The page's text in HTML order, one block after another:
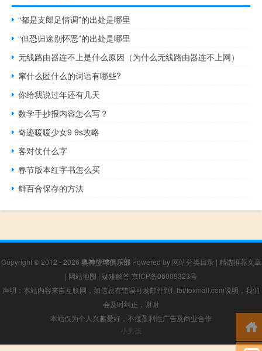
“都是支郎足情调”的出处是哪里
“但恐归途别怀恶”的出处是哪里
无线路由器连不上是什么原因（为什么无线路由器连不上网）
窜什么匿什么的词语有哪些?
你给我说过年还有几天
数学手抄报内容怎么写？
奇迹暖暖少女9 9s攻略
客对仗什么字
春节版本红字书怎么买
鲜百合保存的方法
Copyright © 2012 - 2026 奥神篮球俱乐部Powered by 网站分类目录 | 精选推荐文章
| 网站地图 | 疑难解答 京ICP备06009323号
声明：本站内容来自互联网，如信息有错误可发邮件到f_fb#foxmail.com说明，我们
会及时纠正，谢谢
本站仅为个人兴趣爱好，不接盈利性广告及商业合作
小男孩